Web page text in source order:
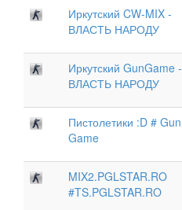
Иркутский CW-MIX -
ВЛАСТЬ НАРОДУ
Иркутский GunGame -
ВЛАСТЬ НАРОДУ
Пистолетики :D # Gun
Game
MIX2.PGLSTAR.RO
#TS.PGLSTAR.RO